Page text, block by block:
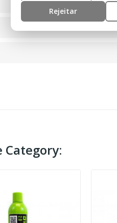
Category:
Rejeitar